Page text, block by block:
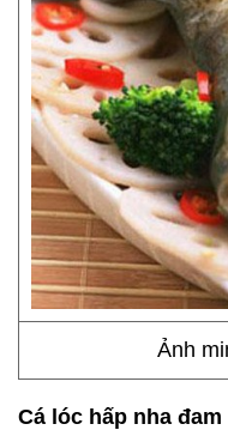
Ảnh
Cá lóc hấp nha đam